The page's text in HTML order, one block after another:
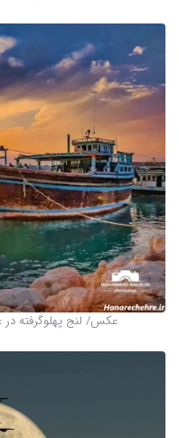
عکس/ لنج پهلوگرفته